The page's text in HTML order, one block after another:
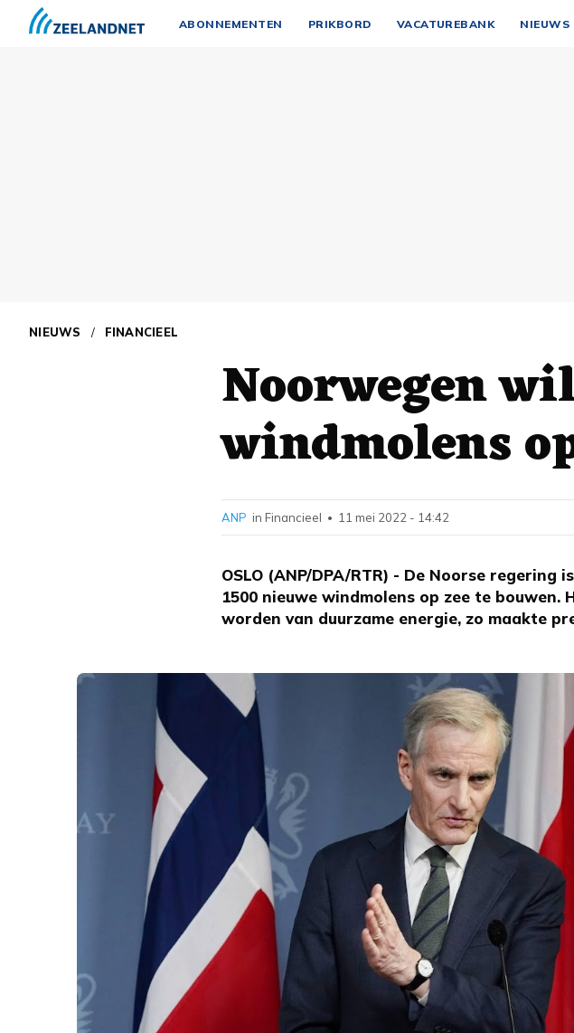
ABONNEMENTEN PRIKBORD VACATUREBANK NIEUWS
NIEUWS / FINANCIEEL
Noorwegen
windmolens
OSLO (ANP/DPA/RTR) - De Noorse
1500 nieuwe windmolens op zee te
worden van duurzame energie, zo maakte
ANP in Financieel • 11 mei 2022 - 14:42